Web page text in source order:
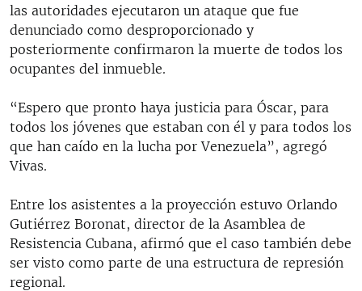
las autoridades ejecutaron un ataque que fue
denunciado como desproporcionado y
posteriormente confirmaron la muerte de todos los
ocupantes del inmueble.
“Espero que pronto haya justicia para Óscar, para
todos los jóvenes que estaban con él y para todos los
que han caído en la lucha por Venezuela”, agregó
Vivas.
Entre los asistentes a la proyección estuvo Orlando
Gutiérrez Boronat, director de la Asamblea de
Resistencia Cubana, afirmó que el caso también debe
ser visto como parte de una estructura de represión
regional.